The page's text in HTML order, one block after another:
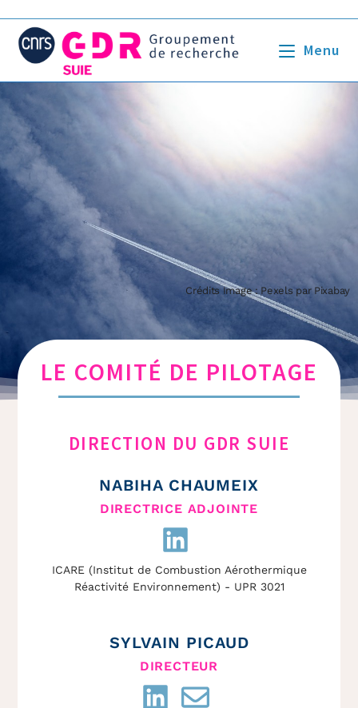
Menu
Crédits Image : Pexels par Pixabay
PILOTAGE
LE COMITÉ DE PILOTAGE
DIRECTION DU GDR SUIE
NABIHA CHAUMEIX
DIRECTRICE ADJOINTE
ICARE (Institut de Combustion Aérothermique
Réactivité Environnement) - UPR 3021
SYLVAIN PICAUD
DIRECTEUR